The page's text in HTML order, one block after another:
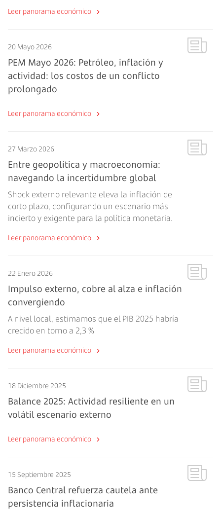
Leer panorama económico
20 Mayo 2026
PEM Mayo 2026: Petróleo, inflación y
actividad: los costos de un conflicto
prolongado
Leer panorama económico
27 Marzo 2026
Entre geopolítica y macroeconomía:
navegando la incertidumbre global
Shock externo relevante eleva la inflación de
corto plazo, configurando un escenario más
incierto y exigente para la política monetaria.
Leer panorama económico
22 Enero 2026
Impulso externo, cobre al alza e inflación
convergiendo
A nivel local, estimamos que el PIB 2025 habría
crecido en torno a 2,3 %
Leer panorama económico
18 Diciembre 2025
Balance 2025: Actividad resiliente en un
volátil escenario externo
Leer panorama económico
15 Septiembre 2025
Banco Central refuerza cautela ante
persistencia inflacionaria